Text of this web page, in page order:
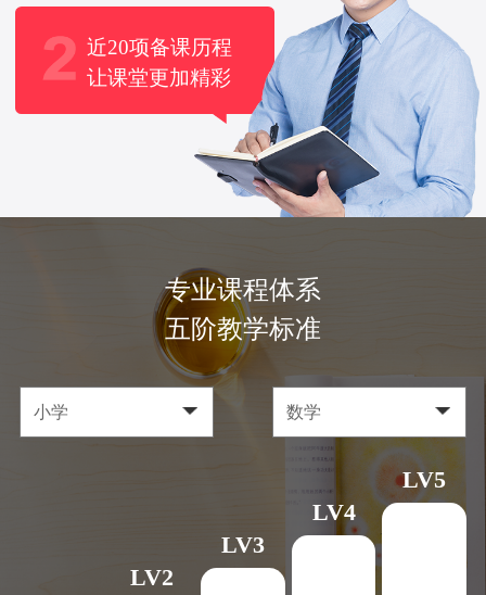
近20项备课历程
让课堂更加精彩
专业课程体系
五阶教学标准
LV2
LV3
LV4
LV5